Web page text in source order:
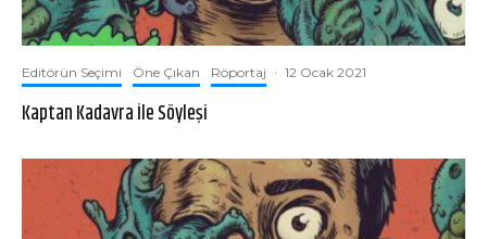
Editörün Seçimi Öne Çıkan Röportaj · 12 Ocak 2021
Kaptan Kadavra İle Söyleşi